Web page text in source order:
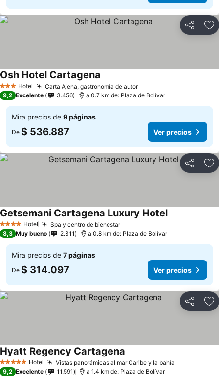
Compartir
3 Estrellas
Hotel Carta Ajena, gastronomía de autor
Osh Hotel Cartagena
9,2 Excelente 3.456 a 0.7 km de: Plaza de Bolívar
Mira precios de 9 páginas
De $ 536.887 Ver precios
Compartir
4 EstrellasHotel Spa y centro de bienestar
Getsemani Cartagena Luxury Hotel
8,3 Muy bueno 2.311 a 0.8 km de: Plaza de Bolívar
Mira precios de 7 páginas
De $ 314.097 Ver precios
Compartir
5 Estrellas Hotel Vistas panorámicas al mar Caribe y la bahía
Hyatt Regency Cartagena
9,2 Excelente 11.591 a 1.4 km de: Plaza de Bolívar